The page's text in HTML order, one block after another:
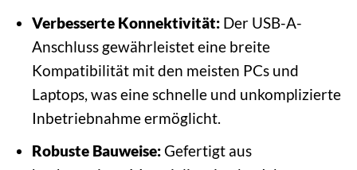
Verbesserte Konnektivität:Der USB-A-
Anschluss gewährleistet eine breite
Kompatibilität mit den meisten PCs und
Laptops, was eine schnelle und unkomplizierte
Inbetriebnahme ermöglicht.
Robuste Bauweise:Gefertigt aus